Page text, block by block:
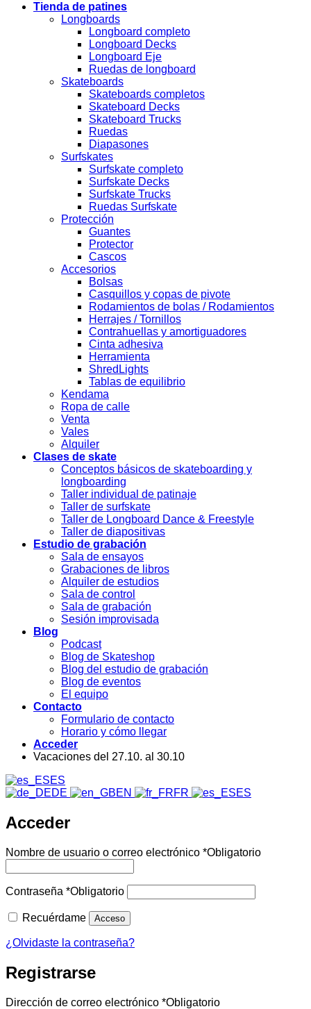
Tienda de patines
Longboards
Longboard completo
Longboard Decks
Longboard Eje
Ruedas de longboard
Skateboards
Skateboards completos
Skateboard Decks
Skateboard Trucks
Ruedas
Diapasones
Surfskates
Surfskate completo
Surfskate Decks
Surfskate Trucks
Ruedas Surfskate
Protección
Guantes
Protector
Cascos
Accesorios
Bolsas
Casquillos y copas de pivote
Rodamientos de bolas / Rodamientos
Herrajes / Tornillos
Contrahuellas y amortiguadores
Cinta adhesiva
Herramienta
ShredLights
Tablas de equilibrio
Kendama
Ropa de calle
Venta
Vales
Alquiler
Clases de skate
Conceptos básicos de skateboarding y
longboarding
Taller individual de patinaje
Taller de surfskate
Taller de Longboard Dance & Freestyle
Taller de diapositivas
Estudio de grabación
Sala de ensayos
Grabaciones de libros
Alquiler de estudios
Sala de control
Sala de grabación
Sesión improvisada
Blog
Podcast
Blog de Skateshop
Blog del estudio de grabación
Blog de eventos
El equipo
Contacto
Formulario de contacto
Horario y cómo llegar
Acceder
Vacaciones del 27.10. al 30.10
ES
DE
EN FR ES
Acceder
Nombre de usuario o correo electrónico *Obligatorio
Contraseña *Obligatorio
Recuérdame Acceso
¿Olvidaste la contraseña?
Registrarse
Dirección de correo electrónico *Obligatorio